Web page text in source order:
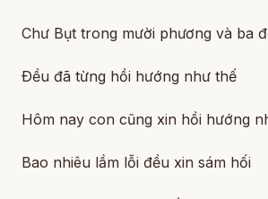
Chư Bụt trong mười phương và ba
Ðều đã từng hồi hướng như thế
Hôm nay con cũng xin hồi hướng
Bao nhiêu lầm lỗi đều xin sám hối